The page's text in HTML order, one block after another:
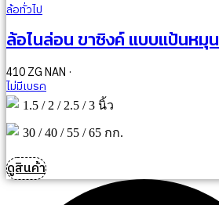
ล้อทั่วไป
ล้อไนล่อน ขาซิงค์ แบบแป้นหมุน
410 ZG NAN ·
ไม่มีเบรค
1.5 / 2 / 2.5 / 3 นิ้ว
30 / 40 / 55 / 65 กก.
ดูสินค้า